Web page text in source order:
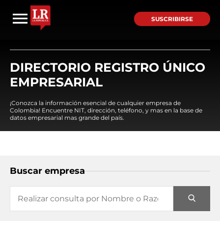
SUSCRIBIRSE
DIRECTORIO REGISTRO ÚNICO
EMPRESARIAL
¡Conozca la información esencial de cualquier empresa de
Colombia! Encuentre NIT, dirección, teléfono, y mas en la base de
datos empresarial mas grande del país.
Buscar empresa